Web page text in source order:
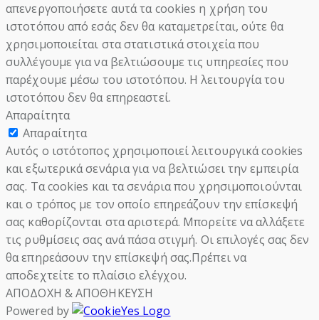
απενεργοποιήσετε αυτά τα cookies η χρήση του
ιστοτόπου από εσάς δεν θα καταμετρείται, ούτε θα
χρησιμοποιείται στα στατιστικά στοιχεία που
συλλέγουμε για να βελτιώσουμε τις υπηρεσίες που
παρέχουμε μέσω του ιστοτόπου. Η λειτουργία του
ιστοτόπου δεν θα επηρεαστεί.
Απαραίτητα
Απαραίτητα
Αυτός ο ιστότοπος χρησιμοποιεί λειτουργικά cookies
και εξωτερικά σενάρια για να βελτιώσει την εμπειρία
σας. Τα cookies και τα σενάρια που χρησιμοποιούνται
και ο τρόπος με τον οποίο επηρεάζουν την επίσκεψή
σας καθορίζονται στα αριστερά. Μπορείτε να αλλάξετε
τις ρυθμίσεις σας ανά πάσα στιγμή. Οι επιλογές σας δεν
θα επηρεάσουν την επίσκεψή σας.Πρέπει να
αποδεχτείτε το πλαίσιο ελέγχου.
ΑΠΟΔΟΧΗ & ΑΠΟΘΗΚΕΥΣΗ
Powered by